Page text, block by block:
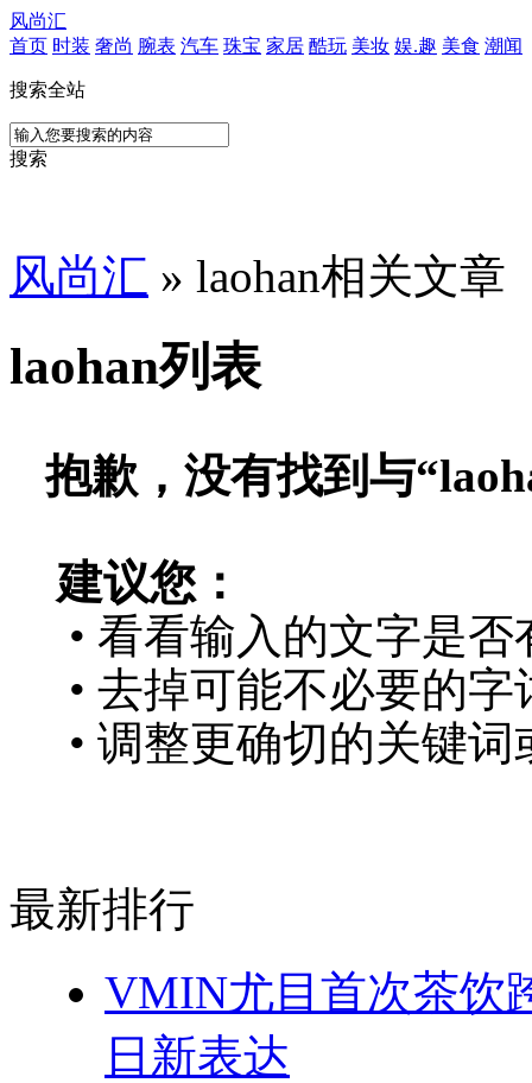
风尚汇
首页 时装 奢尚 腕表 汽车 珠宝 家居 酷玩 美妆 娱.趣 美食 潮闻
搜索全站
搜索
风尚汇 » laohan相关文章
laohan列表
抱歉，没有找到与“
建议您：
• 看看输入的文字是否
• 去掉可能不必要的字
• 调整更确切的关键
最新排行
VMIN尤目首次茶饮
日新表达